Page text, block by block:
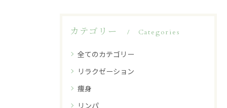
カテゴリー Categories
全てのカテゴリー
リラクゼーション
痩身
リンパ